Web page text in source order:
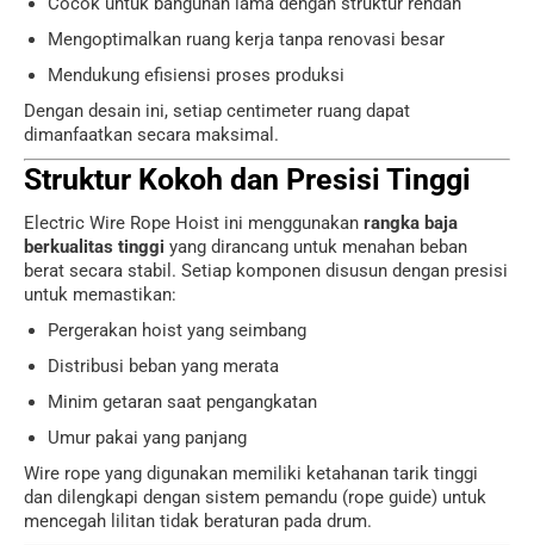
Mengoptimalkan ruang kerja tanpa renovasi besar
Mendukung efisiensi proses produksi
Dengan desain ini, setiap centimeter ruang dapat
dimanfaatkan secara maksimal.
Struktur Kokoh dan Presisi Tinggi
Electric Wire Rope Hoist ini menggunakan rangka baja
berkualitas tinggi yang dirancang untuk menahan beban
berat secara stabil. Setiap komponen disusun dengan presisi
untuk memastikan:
Pergerakan hoist yang seimbang
Distribusi beban yang merata
Minim getaran saat pengangkatan
Umur pakai yang panjang
Wire rope yang digunakan memiliki ketahanan tarik tinggi
dan dilengkapi dengan sistem pemandu (rope guide) untuk
mencegah lilitan tidak beraturan pada drum.